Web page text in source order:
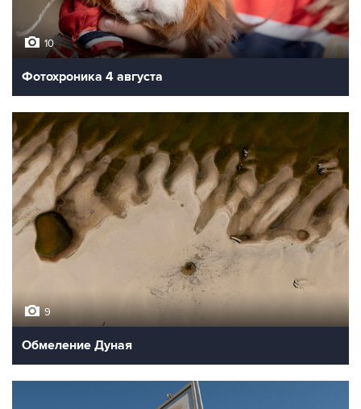
10
Фотохроника 4 августа
9
Обмеление Дуная